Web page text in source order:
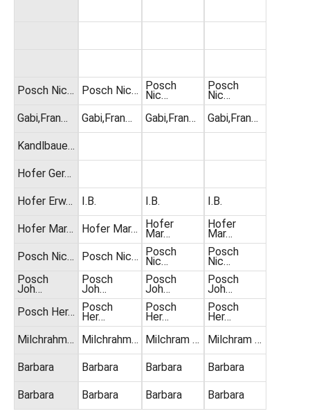
Posch Nic…
Gabi,Fran…
Kandlbaue…
Hofer Ger…
Hofer Erw…
Hofer Mar…
Posch Nic…
Posch
Joh…
Posch Her…
Milchrahm…
Barbara
Barbara
Posch Nic…
Gabi,Fran…
I.B.
Hofer Mar…
Posch Nic…
Posch
Joh…
Posch
Her…
Milchrahm…
Barbara
Barbara
Posch
Nic…
Gabi,Fran…
I.B.
Hofer
Mar…
Posch
Nic…
Posch
Joh…
Posch
Her…
Milchram …
Barbara
Barbara
Posch
Nic…
Gabi,Fran…
I.B.
Hofer
Mar…
Posch
Nic…
Posch
Joh…
Posch
Her…
Milchram …
Barbara
Barbara